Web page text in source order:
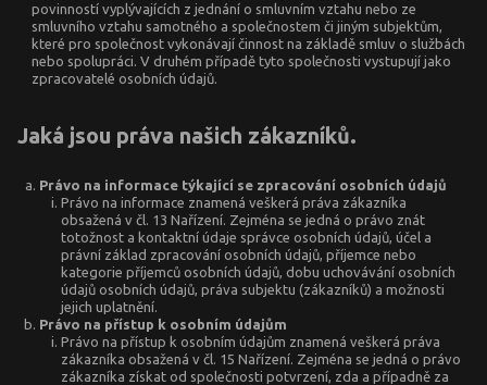
povinností vyplývajících z jednání o smluvním vztahu nebo ze
smluvního vztahu samotného a společnostem či jiným subjektům,
které pro společnost vykonávají činnost na základě smluv o službách
nebo spolupráci. V druhém případě tyto společnosti vystupují jako
zpracovatelé osobních údajů.
Jaká jsou práva našich zákazníků.
Právo na informace týkající se zpracování osobních údajů
Právo na informace znamená veškerá práva zákazníka
obsažená v čl. 13 Nařízení. Zejména se jedná o právo znát
totožnost a kontaktní údaje správce osobních údajů, účel a
právní základ zpracování osobních údajů, příjemce nebo
kategorie příjemců osobních údajů, dobu uchovávání osobních
údajů osobních údajů, práva subjektu (zákazníků) a možnosti
jejich uplatnění.
Právo na přístup k osobním údajům
Právo na přístup k osobním údajům znamená veškerá práva
zákazníka obsažená v čl. 15 Nařízení. Zejména se jedná o právo
zákazníka získat od společnosti potvrzení, zda a případně za